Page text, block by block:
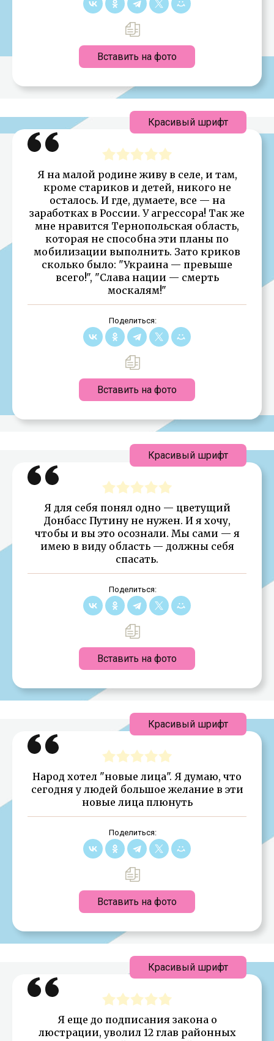
Вставить на фото
Я на малой родине живу в селе, и там,
кроме стариков и детей, никого не
осталось. И где, думаете, все — на
заработках в России. У агрессора! Так же
мне нравится Тернопольская область,
которая не способна эти планы по
мобилизации выполнить. Зато криков
сколько было: "Украина — превыше
всего!", "Слава нации — смерть
москалям!"
Поделиться:
Вставить на фото
Красивый шрифт
Я для себя понял одно — цветущий
Донбасс Путину не нужен. И я хочу,
чтобы и вы это осознали. Мы сами — я
имею в виду область — должны себя
спасать.
Поделиться:
Вставить на фото
Красивый шрифт
Народ хотел "новые лица". Я думаю, что
сегодня у людей большое желание в эти
новые лица плюнуть
Поделиться:
Вставить на фото
Красивый шрифт
Я еще до подписания закона о
люстрации, уволил 12 глав районных
Красивый шрифт